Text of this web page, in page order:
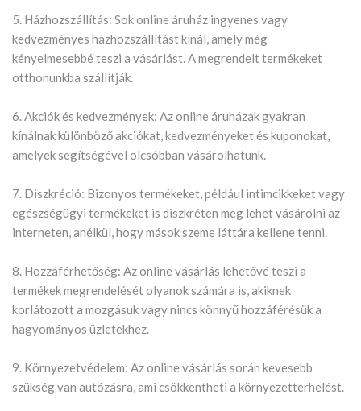
5. Házhozszállítás: Sok online áruház ingyenes vagy
kedvezményes házhozszállítást kínál, amely még
kényelmesebbé teszi a vásárlást. A megrendelt termékeket
otthonunkba szállítják.
6. Akciók és kedvezmények: Az online áruházak gyakran
kínálnak különböző akciókat, kedvezményeket és kuponokat,
amelyek segítségével olcsóbban vásárolhatunk.
7. Diszkréció: Bizonyos termékeket, például intimcikkeket vagy
egészségügyi termékeket is diszkréten meg lehet vásárolni az
interneten, anélkül, hogy mások szeme láttára kellene tenni.
8. Hozzáférhetőség: Az online vásárlás lehetővé teszi a
termékek megrendelését olyanok számára is, akiknek
korlátozott a mozgásuk vagy nincs könnyű hozzáférésük a
hagyományos üzletekhez.
9. Környezetvédelem: Az online vásárlás során kevesebb
szükség van autózásra, ami csökkentheti a környezetterhelést.